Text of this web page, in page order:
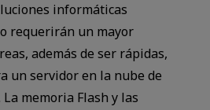
informáticas
requerirán un mayor
además de ser rápidas,
un servidor en la nube de
memoria Flash y las